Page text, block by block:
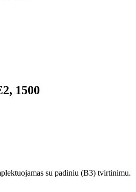
1500
su padiniu (B3) tvirtinimu.